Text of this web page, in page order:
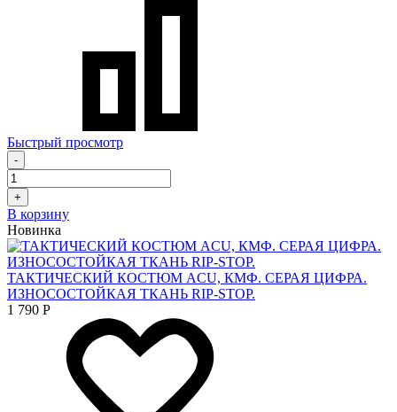
Быстрый просмотр
-
+
В корзину
Новинка
ТАКТИЧЕСКИЙ КОСТЮМ ACU, КМФ. СЕРАЯ ЦИФРА.
ИЗНОСОСТОЙКАЯ ТКАНЬ RIP-STOP.
1 790 Р